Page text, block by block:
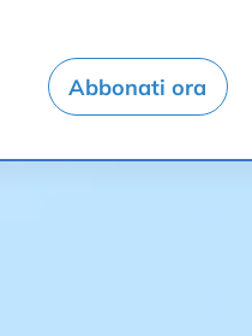
Abbonati ora